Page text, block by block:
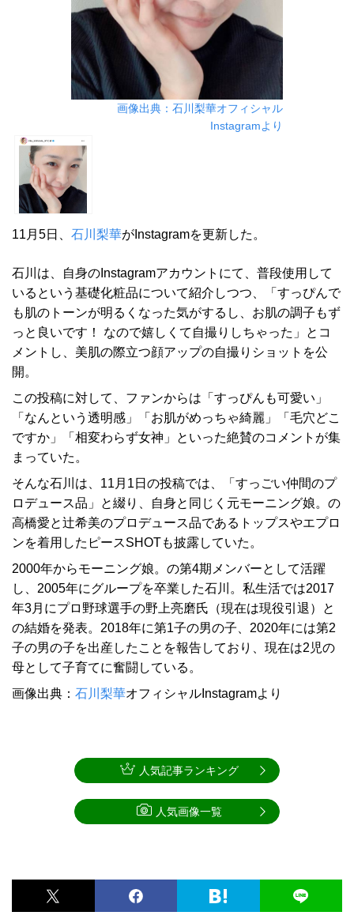
画像出典：石川梨華オフィシャル
Instagramより
11月5日、 石川梨華がInstagramを更新した。
石川は、自身のInstagramアカウントにて、普段使用して
いるという基礎化粧品について紹介しつつ、「すっぴんで
も肌のトーンが明るくなった気がするし、お肌の調子もず
っと良いです！ なので嬉しくて自撮りしちゃった」とコ
メントし、美肌の際立つ顔アップの自撮りショットを公
開。
この投稿に対して、ファンからは「すっぴんも可愛い」
「なんという透明感」「お肌がめっちゃ綺麗」「毛穴どこ
ですか」「相変わらず女神」といった絶賛のコメントが集
まっていた。
そんな石川は、11月1日の投稿では、「すっごい仲間のプ
ロデュース品」と綴り、自身と同じく元モーニング娘。の
高橋愛と辻希美のプロデュース品であるトップスやエプロ
ンを着用したピースSHOTも披露していた。
2000年からモーニング娘。の第4期メンバーとして活躍
し、2005年にグループを卒業した石川。私生活では2017
年3月にプロ野球選手の野上亮磨氏（現在は現役引退）と
の結婚を発表。2018年に第1子の男の子、2020年には第2
子の男の子を出産したことを報告しており、現在は2児の
母として子育てに奮闘している。
画像出典： 石川梨華オフィシャルInstagramより
人気記事ランキング
人気画像一覧